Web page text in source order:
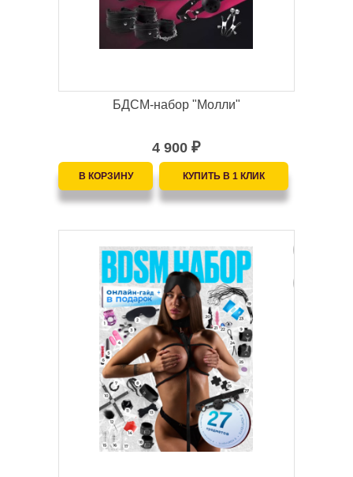
БДСМ-набор "Молли"
4 900 ₽